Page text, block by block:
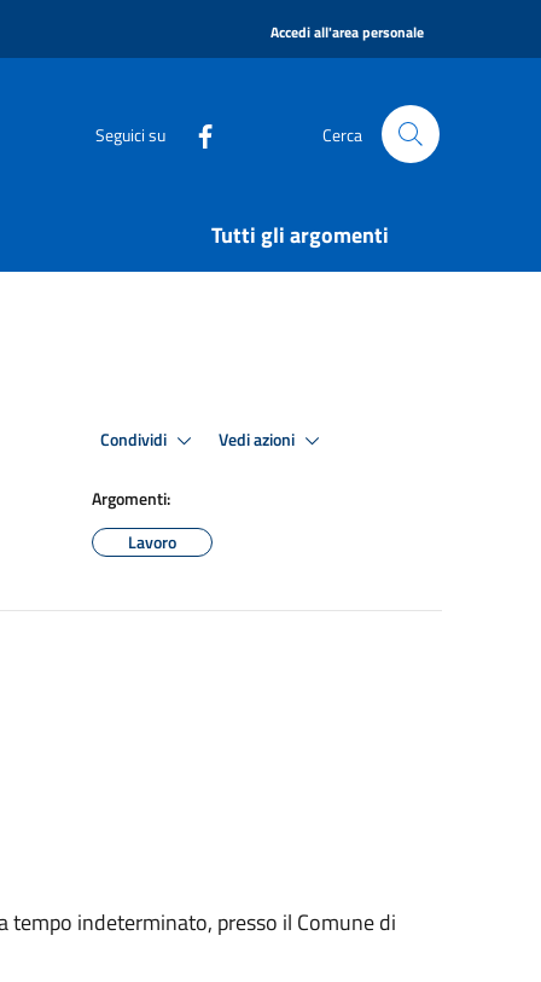
Accedi all'area personale
Seguici su Cerca
Tutti gli argomenti
Condividi Vedi azioni
Argomenti:
Lavoro
indeterminato, presso il Comune di